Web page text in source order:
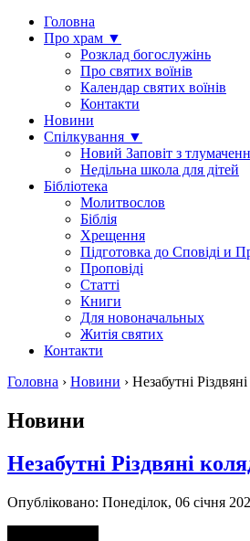
Головна
Про храм ▼
Розклад богослужінь
Про святих воїнів
Календар святих воїнів
Контакти
Новини
Спілкування ▼
Новий Заповіт з
Недільна школа для дітей
Бібліотека
Молитвослов
Біблія
Хрещення
Підготовка до Сповіді и
Проповіді
Статті
Книги
Для новоначальных
Житія святих
Контакти
Головна › Новини › Незабутні
Новини
Незабутні Різдвяні
Опубліковано: Понеділок, 06 січня